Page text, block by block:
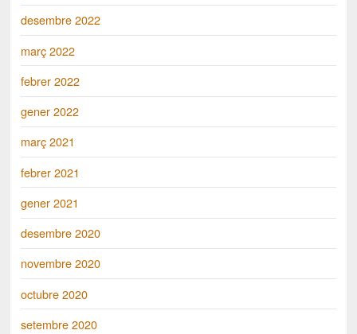
desembre 2022
març 2022
febrer 2022
gener 2022
març 2021
febrer 2021
gener 2021
desembre 2020
novembre 2020
octubre 2020
setembre 2020